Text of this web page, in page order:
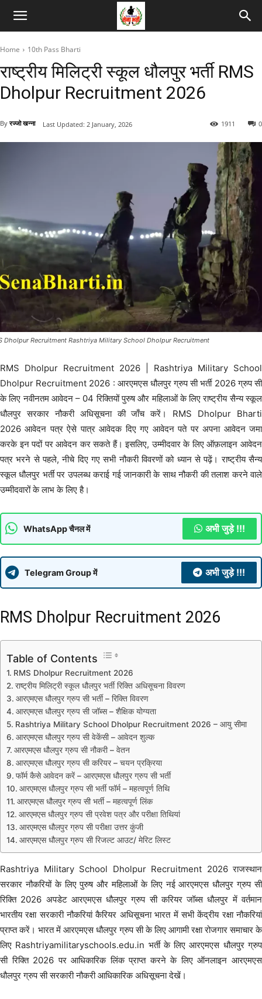
Home 10th Pass Bharti
राष्ट्रीय मिलिट्री स्कूल धौलपुर भर्ती RMS
Dholpur Recruitment 2026
By रज्जो खन्ना 0
1911
Last Updated: 2 January, 2026
Dholpur Recruitment Rashtriya Military School Dholpur Recruitment
RMS Dholpur Recruitment 2026 | Rashtriya Military School
Dholpur Recruitment 2026 : आरएमएस धौलपुर ग्रुप सी भर्ती 2026 ग्रुप सी
के लिए नवीनतम आवेदन – 04 रिक्तियों पुरुष और महिलाओं के लिए राष्ट्रीय सैन्य स्कूल
धौलपुर सरकार नौकरी अधिसूचना की जाँच करें। RMS Dholpur Bharti
2026 आवेदन पत्र ऐसे पात्र आवेदक दिए गए आवेदन पते पर अपना आवेदन जमा
करके इन पदों पर आवेदन कर सकते हैं। इसलिए, उम्मीदवार के लिए ऑफ़लाइन आवेदन
पत्र भरने से पहले, नीचे दिए गए सभी नौकरी विवरणों को ध्यान से पढ़ें। राष्ट्रीय सैन्य
स्कूल धौलपुर भर्ती पर उपलब्ध कराई गई जानकारी के साथ नौकरी की तलाश करने वाले
उम्मीदवारों के लाभ के लिए है।
WhatsApp चैनल में अभी जुड़े !!!
Telegram Group में अभी जुड़े !!!
RMS Dholpur Recruitment 2026
Table of Contents
RMS Dholpur Recruitment 2026
राष्ट्रीय मिलिट्री स्कूल धौलपुर भर्ती रिक्ति अधिसूचना विवरण
आरएमएस धौलपुर ग्रुप सी भर्ती – रिक्ति विवरण
आरएमएस धौलपुर ग्रुप सी जॉब्स – शैक्षिक योग्यता
Rashtriya Military School Dholpur Recruitment 2026 – आयु सीमा
आरएमएस धौलपुर ग्रुप सी वेकेंसी – आवेदन शुल्क
आरएमएस धौलपुर ग्रुप सी नौकरी – वेतन
आरएमएस धौलपुर ग्रुप सी करियर – चयन प्रक्रिया
फॉर्म कैसे आवेदन करें – आरएमएस धौलपुर ग्रुप सी भर्ती
आरएमएस धौलपुर ग्रुप सी भर्ती फॉर्म – महत्वपूर्ण तिथि
आरएमएस धौलपुर ग्रुप सी भर्ती – महत्वपूर्ण लिंक
आरएमएस धौलपुर ग्रुप सी प्रवेश पत्र और परीक्षा तिथियां
आरएमएस धौलपुर ग्रुप सी परीक्षा उत्तर कुंजी
आरएमएस धौलपुर ग्रुप सी रिजल्ट आउट/ मेरिट लिस्ट
Rashtriya Military School Dholpur Recruitment 2026 राजस्थान
सरकार नौकरियों के लिए पुरुष और महिलाओं के लिए नई आरएमएस धौलपुर ग्रुप सी
रिक्ति 2026 अपडेट आरएमएस धौलपुर ग्रुप सी करियर जॉब्स धौलपुर में वर्तमान
भारतीय रक्षा सरकारी नौकरियां कैरियर अधिसूचना भारत में सभी केंद्रीय रक्षा नौकरियां
प्राप्त करें। भारत में आरएमएस धौलपुर ग्रुप सी के लिए आगामी रक्षा रोजगार समाचार के
लिए Rashtriyamilitaryschools.edu.in भर्ती के लिए आरएमएस धौलपुर ग्रुप
सी रिक्ति 2026 पर आधिकारिक लिंक प्राप्त करने के लिए ऑनलाइन आरएमएस
धौलपुर ग्रुप सी सरकारी नौकरी आधिकारिक अधिसूचना देखें।